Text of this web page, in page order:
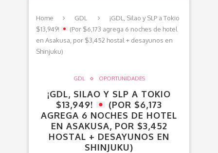
Home GDL
¡GDL, Silao y SLP a Tokio
$13,949!
(Por $6,173 agrega 6 noches de hotel
en Asakusa, por $3,452 hostal + desayunos en
Shinjuku)
GDL OPORTUNIDADES
¡GDL, SILAO Y SLP A TOKIO
$13,949!
(POR $6,173
AGREGA 6 NOCHES DE HOTEL
EN ASAKUSA, POR $3,452
HOSTAL + DESAYUNOS EN
SHINJUKU)